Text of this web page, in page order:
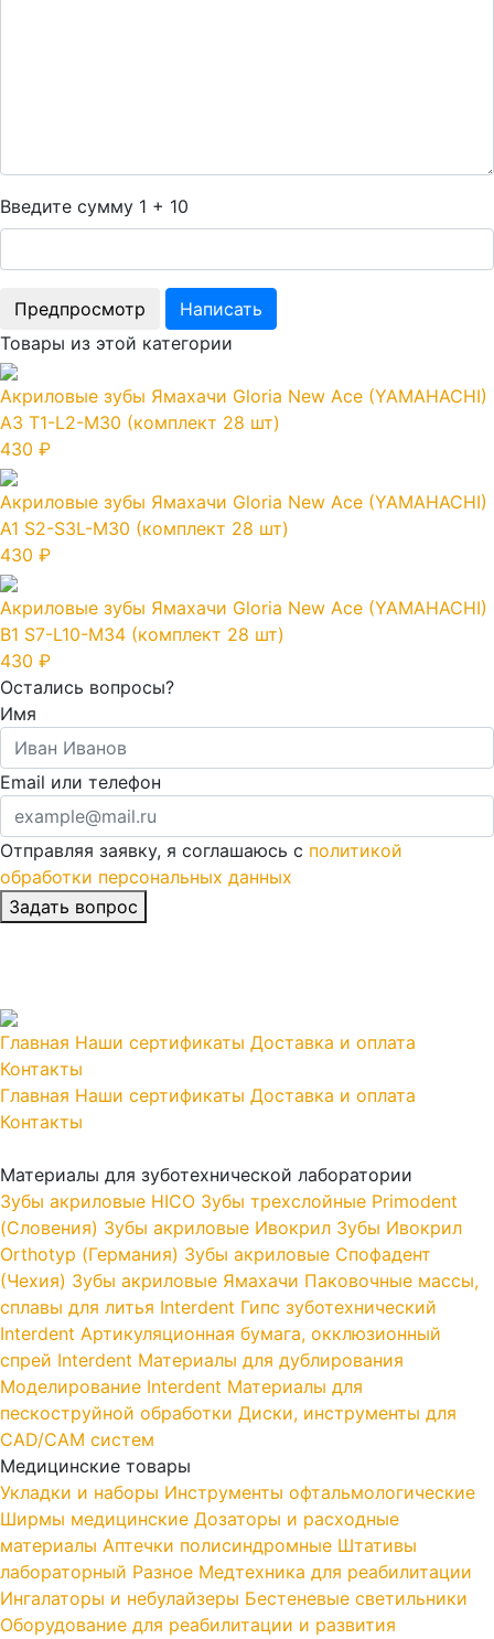
Введите сумму 1 + 10
Товары из этой категории
Акриловые зубы Ямахачи Gloria New Ace (YAMAHACHI)
A3 T1-L2-M30 (комплект 28 шт)
430 ₽
Акриловые зубы Ямахачи Gloria New Ace (YAMAHACHI)
A1 S2-S3L-M30 (комплект 28 шт)
430 ₽
Акриловые зубы Ямахачи Gloria New Ace (YAMAHACHI)
B1 S7-L10-M34 (комплект 28 шт)
430 ₽
Остались вопросы?
Имя
Email или телефон
Отправляя заявку, я соглашаюсь с политикой
обработки персональных данных
Главная Наши сертификаты Доставка и оплата
Контакты
Главная Наши сертификаты Доставка и оплата
Контакты
Материалы для зуботехнической лаборатории
Зубы акриловые HICO Зубы трехслойные Primodent
(Словения) Зубы акриловые Ивокрил Зубы Ивокрил
Orthotyp (Германия) Зубы акриловые Спофадент
(Чехия) Зубы акриловые Ямахачи Паковочные массы,
сплавы для литья Interdent Гипс зуботехнический
Interdent Артикуляционная бумага, окклюзионный
спрей Interdent Материалы для дублирования
Моделирование Interdent Материалы для
пескоструйной обработки Диски, инструменты для
CAD/CAM систем
Медицинские товары
Укладки и наборы Инструменты офтальмологические
Ширмы медицинские Дозаторы и расходные
материалы Аптечки полисиндромные Штативы
лабораторный Разное Медтехника для реабилитации
Ингалаторы и небулайзеры Бестеневые светильники
Оборудование для реабилитации и развития